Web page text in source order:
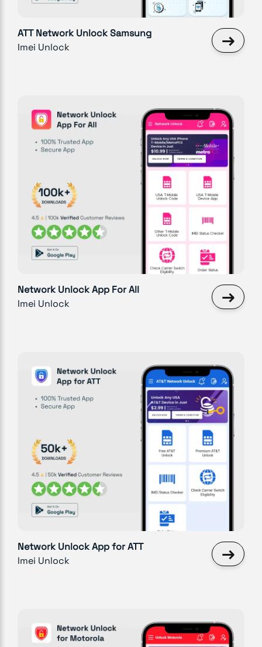
ATT Network Unlock Samsung
Imei Unlock
→
Network Unlock App For All
Imei Unlock
→
Network Unlock App for ATT
Imei Unlock
→